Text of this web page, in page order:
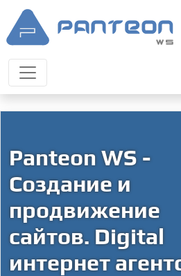
Panteon WS -
Создание и
продвижение
сайтов. Digital
интернет